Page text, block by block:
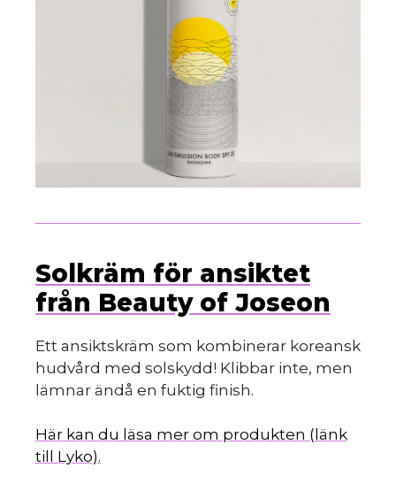
Solkräm för ansiktet
från Beauty of Joseon
Ett ansiktskräm som kombinerar koreansk
hudvård med solskydd! Klibbar inte, men
lämnar ändå en fuktig finish.
Här kan du läsa mer om produkten (länk
till Lyko).